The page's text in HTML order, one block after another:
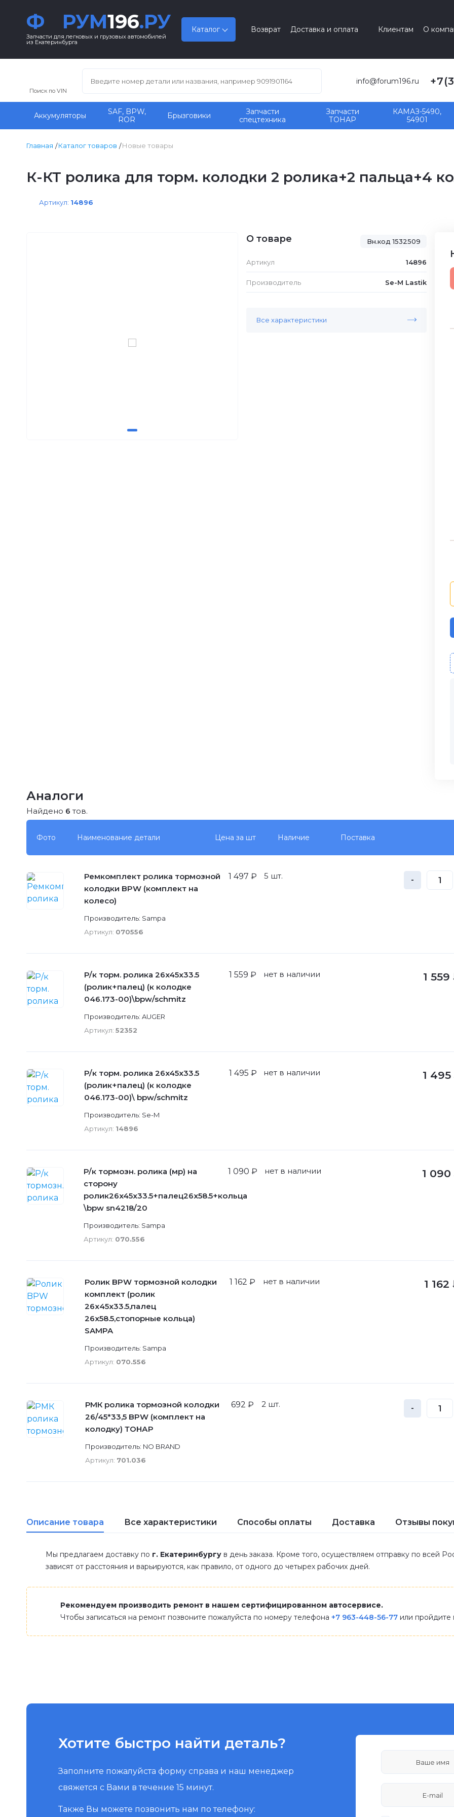
Ф РУМ196.РУ
Запчасти для легковых и грузовых автомобилей
из Екатеринбурга
Каталог Возврат Доставка и оплата Клиентам О
Поиск по VIN
info@forum196.ru
Аккумуляторы
SAF, BPW,
ROR
Брызговики
Запчасти
спецтехника
Запчасти
ТОНАР
КАМАЗ-5490,
54901
Главная Каталог товаров Новые товары
К-КТ ролика для торм. колодки 2 ролика+2 пальца+4
Артикул: 14896
Вн.код 1532509
О товаре
Артикул 14896
Производитель Se-M Lastik
Все характеристики
Аналоги
Найдено 6 тов.
Фото Наименование детали Цена за шт Наличие Поставка
Ремкомплект ролика тормозной
колодки BPW (комплект на
колесо)
Производитель: Sampa
Артикул: 070556
1 497 ₽ 5 шт. -
Р/к торм. ролика 26x45x33.5
(ролик+палец) (к колодке
046.173-00)\bpw/schmitz
Производитель: AUGER
Артикул: 52352
1 559 ₽ нет в наличии 1 559
Р/к торм. ролика 26x45x33.5
(ролик+палец) (к колодке
046.173-00)\ bpw/schmitz
Производитель: Se-M
Артикул: 14896
1 495 ₽ нет в наличии 1
Р/к тормозн. ролика (мр) на
сторону
ролик26x45x33.5+палец26x58.5+кольца
\bpw sn4218/20
Производитель: Sampa
Артикул: 070.556
1 090 ₽ нет в наличии 1
Ролик BPW тормозной колодки
комплект (ролик
26х45х33.5,палец
26х58.5,стопорные кольца)
SAMPA
Производитель: Sampa
Артикул: 070.556
1 162 ₽ нет в наличии 1 162
РМК ролика тормозной колодки
26/45*33,5 BPW (комплект на
колодку) ТОНАР
Производитель: NO BRAND
Артикул: 701.036
692 ₽ 2 шт. -
Описание товара Все характеристики Способы оплаты Доставка Отзывы
Мы предлагаем доставку по г. Екатеринбургу в день заказа. Кроме того, осуществляем отправку по всей
зависят от расстояния и варьируются, как правило, от одного до четырех рабочих дней.
Рекомендуем производить ремонт в нашем сертифицированном автосервисе.
Чтобы записаться на ремонт позвоните пожалуйста по номеру телефона +7 963-448-56-77 или пройдите
Хотите быстро найти деталь?
Заполните пожалуйста форму справа и наш менеджер
свяжется с Вами в течение 15 минут.
Также Вы можете позвонить нам по телефону: